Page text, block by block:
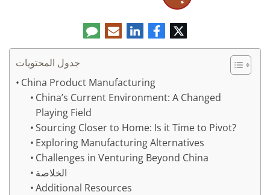
تويترفيسبوكلينكدإنالبريد
الإلكتروني
تعليق
جدول المحتويات
China Product Manufacturing
China’s Current Environment: A Changed
Playing Field
Sourcing Closer to Home: Is it Time to Pivot?
Exploring Manufacturing Alternatives
Challenges in Venturing Beyond China
الخلاصة
Additional Resources